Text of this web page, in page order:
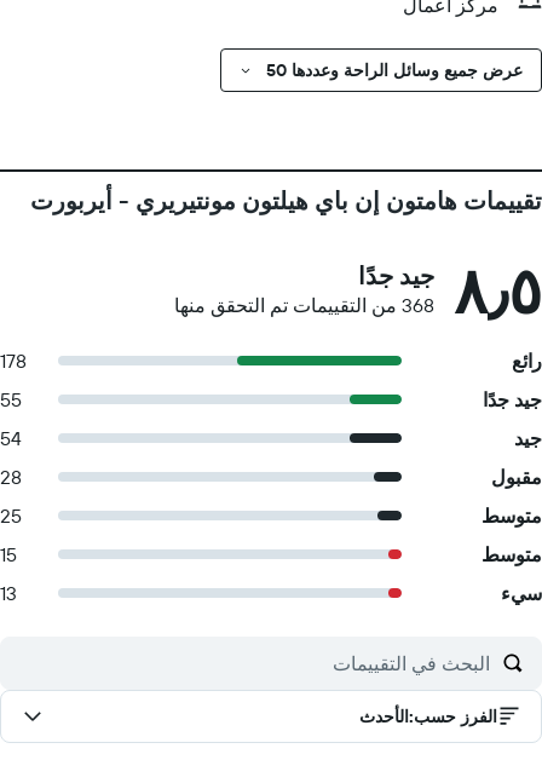
مركز أعمال
عرض جميع وسائل الراحة وعددها 50
تقييمات هامتون إن باي هيلتون مونتيريري - أيربورت
٨٫٥ جيد جدًا
368 من التقييمات تم التحقق منها
رائع
178
جيد جدًا
55
جيد
54
مقبول
28
متوسط
25
متوسط
15
سيء
13
الفرز حسب:الأحدث